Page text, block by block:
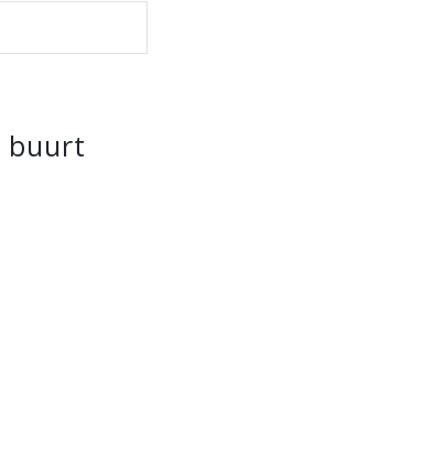
buurt